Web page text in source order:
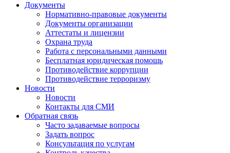
Документы
Нормативно-правовые документы
Документы организации
Аттестаты и лицензии
Охрана труда
Работа с персональными данными
Бесплатная юридическая помощь
Противодействие коррупции
Противодействие терроризму
Новости
Новости
Контакты для СМИ
Обратная связь
Часто задаваемые вопросы
Задать вопрос
Консультация по услугам